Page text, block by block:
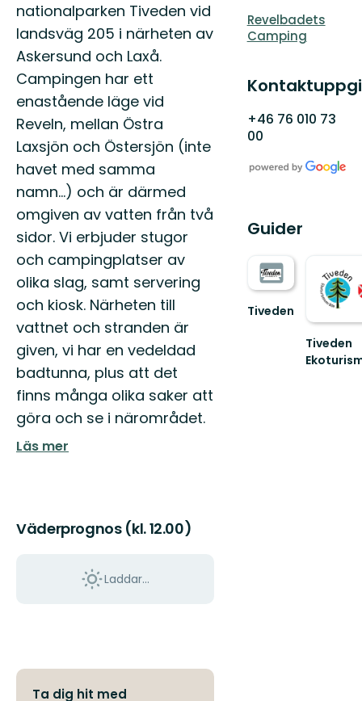
nationalparken Tiveden vid
landsväg 205 i närheten av
Askersund och Laxå.
Campingen har ett
enastående läge vid
Reveln, mellan Östra
Laxsjön och Östersjön (inte
havet med samma
namn…) och är därmed
omgiven av vatten från två
sidor. Vi erbjuder stugor
och campingplatser av
olika slag, samt servering
och kiosk. Närheten till
vattnet och stranden är
given, vi har en vedeldad
badtunna, plus att det
finns många olika saker att
göra och se i närområdet.
Läs mer
Väderprognos (kl. 12.00)
Laddar...
Ta dig hit med
Revelbadets
Camping
+46 76 010 73
00
Guider
Tiveden
Tiveden